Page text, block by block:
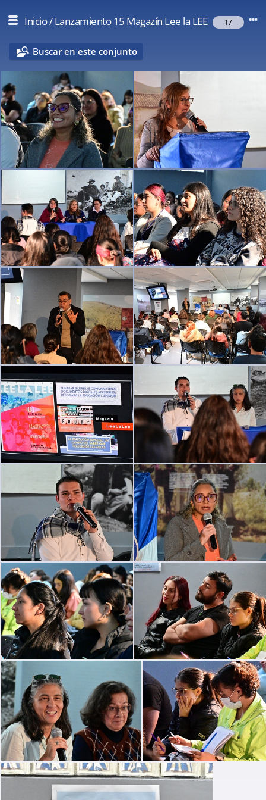
Inicio/Lanzamiento 15 Magazín Lee la LEE 17
Buscar en este conjunto